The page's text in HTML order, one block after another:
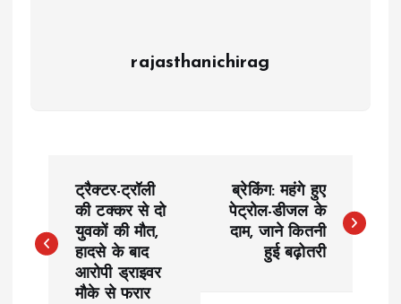
rajasthanichirag
s
ट्रैक्टर-ट्रॉली
की टक्कर से दो
युवकों की मौत,
हादसे के बाद
आरोपी ड्राइवर
मौके से फरार
ब्रेकिंग: महंगे हुए
पेट्रोल-डीजल के
दाम, जाने कितनी
हुई बढ़ोतरी